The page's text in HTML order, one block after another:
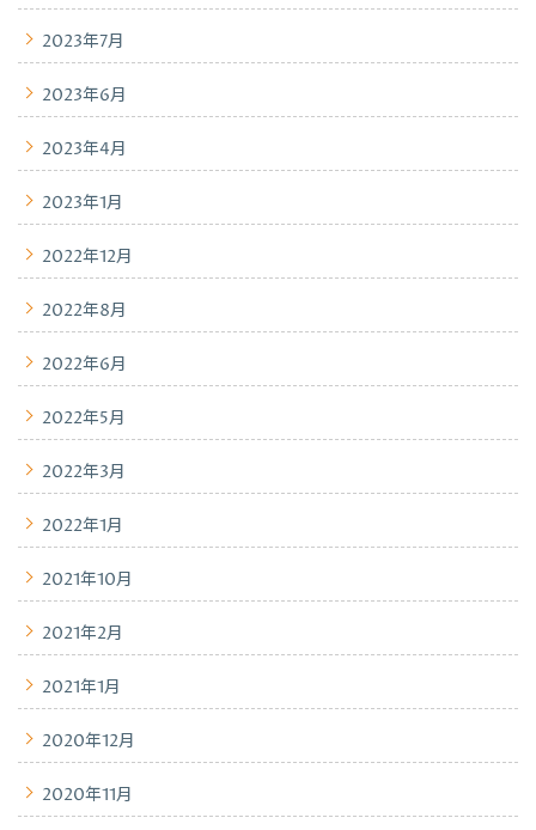
2023年7月
2023年6月
2023年4月
2023年1月
2022年12月
2022年8月
2022年6月
2022年5月
2022年3月
2022年1月
2021年10月
2021年2月
2021年1月
2020年12月
2020年11月